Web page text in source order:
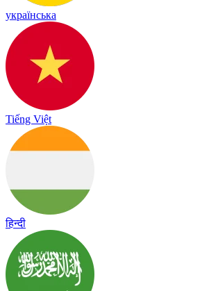
українська
Tiếng Việt
हिन्दी